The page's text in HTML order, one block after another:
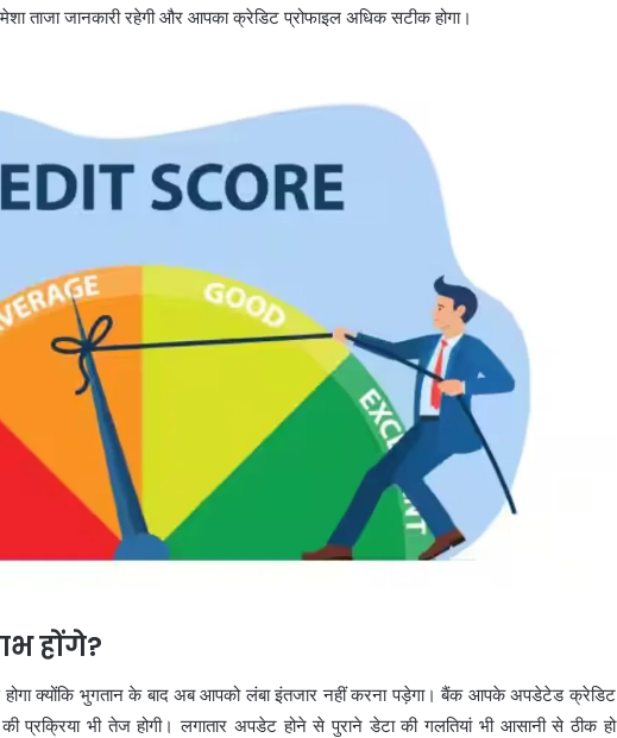
ताजा जानकारी रहेगी और आपका क्रेडिट प्रोफाइल अधिक सटीक होगा।
होंगे?
क्योंकि भुगतान के बाद अब आपको लंबा इंतजार नहीं करना पड़ेगा। बैंक आपके अपडेटेड क्रेडिट
प्रक्रिया भी तेज होगी। लगातार अपडेट होने से पुराने डेटा की गलतियां भी आसानी से ठीक हो
को दिया 25 प्रतिशत तक का दमदार रिटर्न